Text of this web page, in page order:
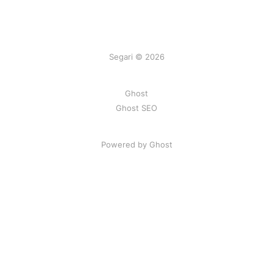
Segari © 2026
Ghost
Ghost SEO
Powered by Ghost